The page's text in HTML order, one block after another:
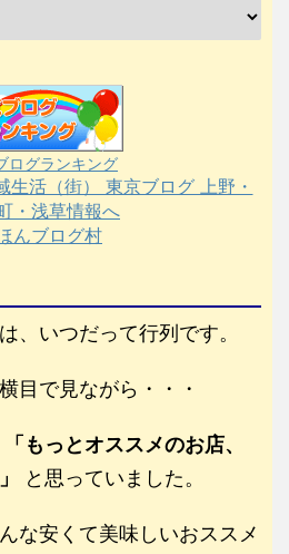
ログランキング
んブログ村
、いつだって行列です。
目で見ながら・・・
「もっとオススメのお店、
と思っていました。
な安くて美味しいおススメ